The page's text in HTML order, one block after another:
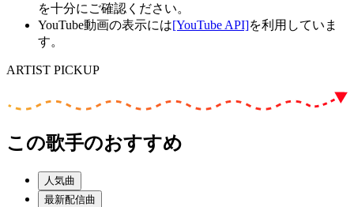
を十分にご確認ください。
YouTube動画の表示には[YouTube API]を利用していま
す。
ARTIST PICKUP
この歌手のおすすめ
人気曲
最新配信曲